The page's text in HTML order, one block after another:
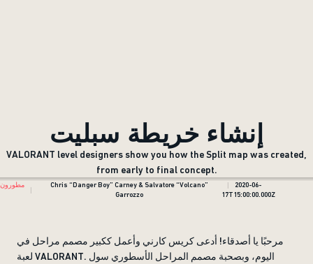
إنشاء خريطة سبليت
VALORANT level designers show you how the Split map was created,
from early to final concept.
مطورون
Chris “Danger Boy” Carney & Salvatore “Volcano”
Garrozzo
2020-06-
17T15:00:00.000Z
مرحبًا يا أصدقاء! أدعى كريس كارني وأعمل ككبير مصمم مراحل في
لعبة VALORANT. اليوم، وبصحبة مصمم المراحل الأسطوري سول